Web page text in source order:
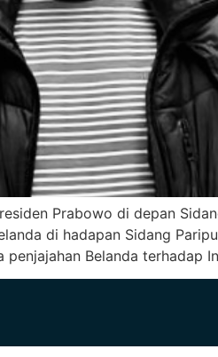
Prabowo di depan
di hadapan Sidang
penjajahan Belanda